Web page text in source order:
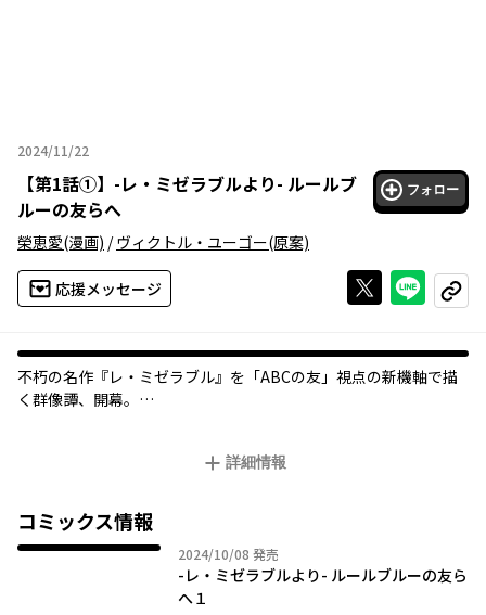
2024/11/22
2024年11月22日
【第1話①】 -レ・ミゼラブルより- ルールブ
ルーの友らへ
フォロー
榮恵愛(漫画) /ヴィクトル・ユーゴー(原案)
応援メッセージ Xで投稿する
ライン
コピー
不朽の名作『レ・ミゼラブル』を「ABCの友」視点の新機軸で描
く群像譚、開幕。
─
事情も想いもさまざまな青年たちの抵抗が始まる。
詳細情報
コミックス情報
2024/10/08 2024年10月08日
発売
-レ・ミゼラブルより- ルールブルーの友ら
へ１